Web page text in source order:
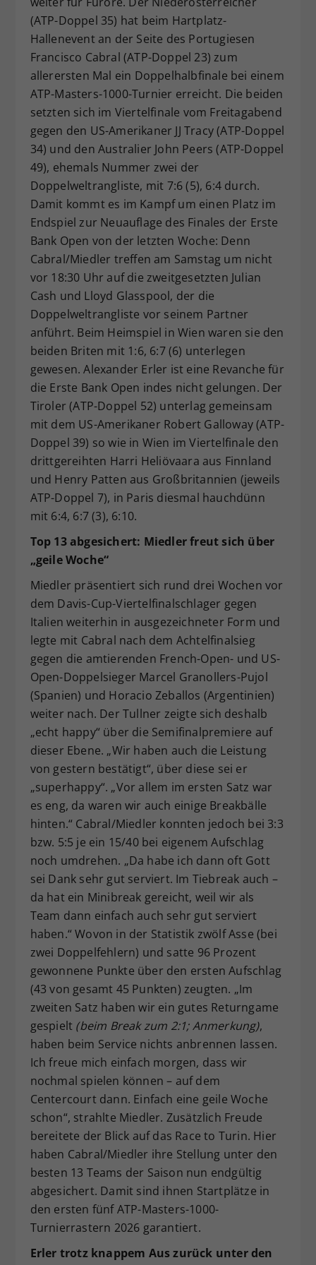
(ATP-Doppel 35) hat beim Hartplatz-
Hallenevent an der Seite des Portugiesen
Francisco Cabral (ATP-Doppel 23) zum
allerersten Mal ein Doppelhalbfinale bei einem
ATP-Masters-1000-Turnier erreicht. Die beiden
setzten sich im Viertelfinale vom Freitagabend
gegen den US-Amerikaner JJ Tracy (ATP-Doppel
34) und den Australier John Peers (ATP-Doppel
49), ehemals Nummer zwei der
Doppelweltrangliste, mit 7:6 (5), 6:4 durch.
Damit kommt es im Kampf um einen Platz im
Endspiel zur Neuauflage des Finales der Erste
Bank Open von der letzten Woche: Denn
Cabral/Miedler treffen am Samstag um nicht
vor 18:30 Uhr auf die zweitgesetzten Julian
Cash und Lloyd Glasspool, der die
Doppelweltrangliste vor seinem Partner
anführt. Beim Heimspiel in Wien waren sie den
beiden Briten mit 1:6, 6:7 (6) unterlegen
gewesen. Alexander Erler ist eine Revanche für
die Erste Bank Open indes nicht gelungen. Der
Tiroler (ATP-Doppel 52) unterlag gemeinsam
mit dem US-Amerikaner Robert Galloway (ATP-
Doppel 39) so wie in Wien im Viertelfinale den
drittgereihten Harri Heliövaara aus Finnland
und Henry Patten aus Großbritannien (jeweils
ATP-Doppel 7), in Paris diesmal hauchdünn
mit 6:4, 6:7 (3), 6:10.
Top 13 abgesichert: Miedler freut sich über
„geile Woche“
Miedler präsentiert sich rund drei Wochen vor
dem Davis-Cup-Viertelfinalschlager gegen
Italien weiterhin in ausgezeichneter Form und
legte mit Cabral nach dem Achtelfinalsieg
gegen die amtierenden French-Open- und US-
Open-Doppelsieger Marcel Granollers-Pujol
(Spanien) und Horacio Zeballos (Argentinien)
weiter nach. Der Tullner zeigte sich deshalb
„echt happy“ über die Semifinalpremiere auf
dieser Ebene. „Wir haben auch die Leistung
von gestern bestätigt“, über diese sei er
„superhappy“. „Vor allem im ersten Satz war
es eng, da waren wir auch einige Breakbälle
hinten.“ Cabral/Miedler konnten jedoch bei 3:3
bzw. 5:5 je ein 15/40 bei eigenem Aufschlag
noch umdrehen. „Da habe ich dann oft Gott
sei Dank sehr gut serviert. Im Tiebreak auch –
da hat ein Minibreak gereicht, weil wir als
Team dann einfach auch sehr gut serviert
haben.“ Wovon in der Statistik zwölf Asse (bei
zwei Doppelfehlern) und satte 96 Prozent
gewonnene Punkte über den ersten Aufschlag
(43 von gesamt 45 Punkten) zeugten. „Im
zweiten Satz haben wir ein gutes Returngame
gespielt (beim Break zum 2:1; Anmerkung),
haben beim Service nichts anbrennen lassen.
Ich freue mich einfach morgen, dass wir
nochmal spielen können – auf dem
Centercourt dann. Einfach eine geile Woche
schon“, strahlte Miedler. Zusätzlich Freude
bereitete der Blick auf das Race to Turin. Hier
haben Cabral/Miedler ihre Stellung unter den
besten 13 Teams der Saison nun endgültig
abgesichert. Damit sind ihnen Startplätze in
den ersten fünf ATP-Masters-1000-
Turnierrastern 2026 garantiert.
Erler trotz knappem Aus zurück unter den
Zweck
Dieser Wert speichert Ihre Consent-
Einstellungen. Unter anderem eine
zufällig generierte ID, für die
historische Speicherung Ihrer
vorgenommen Einstellungen, falls der
Webseiten-Betreiber dies eingestellt
hat.